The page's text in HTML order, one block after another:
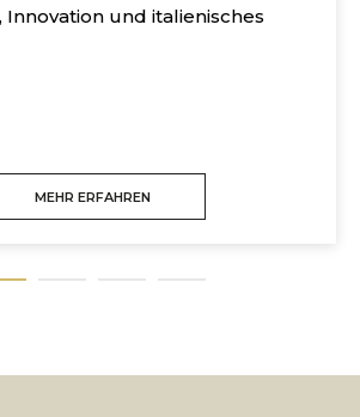
Innovation und italienisches
MEHR ERFAHREN